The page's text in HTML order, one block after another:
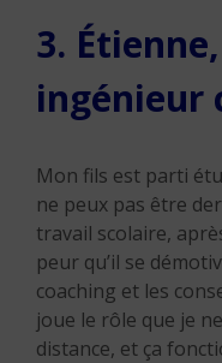
3.
ingénieur
Mon fils est parti
ne peux pas être
travail scolaire,
peur qu’il se
coaching et les
joue le rôle que je
distance, et ça